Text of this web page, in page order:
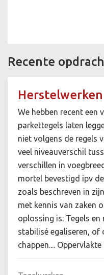
Recente
We hebben recent een
parkettegels laten
niet volgens de regels
veel niveauverschil
verschillen in
mortel bevestigd ipv
zoals beschreven in
met kennis van zaken
oplossing is: Tegels
stabilisé egaliseren, of
chappen....